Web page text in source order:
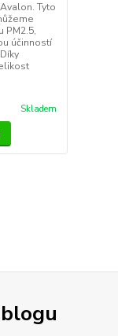
Tyto
PM2.5,
účinností
Skladem